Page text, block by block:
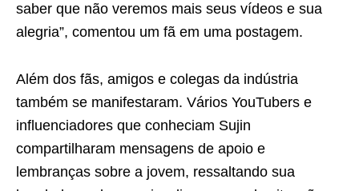
saber que não veremos mais seus vídeos e sua
alegria”, comentou um fã em uma postagem.
Além dos fãs, amigos e colegas da indústria
também se manifestaram. Vários YouTubers e
influenciadores que conheciam Sujin
compartilharam mensagens de apoio e
lembranças sobre a jovem, ressaltando sua